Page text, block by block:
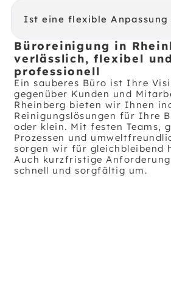
Ist eine flexible Anpassung
Büroreinigung in
verlässlich, flexibel und
professionell
Ein sauberes Büro ist Ihre
gegenüber Kunden und
Rheinberg bieten wir Ihnen
Reinigungslösungen für Ihre
oder klein. Mit festen Teams,
Prozessen und
sorgen wir für gleichbleibend
Auch kurzfristige
schnell und sorgfältig um.